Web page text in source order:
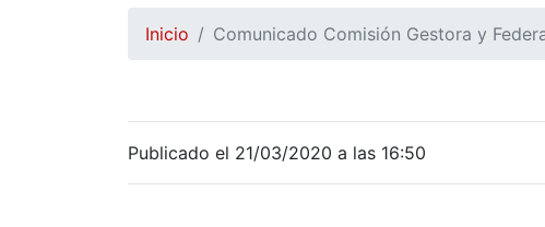
Inicio Comunicado Comisión Gestora y
Publicado el 21/03/2020 a las 16:50